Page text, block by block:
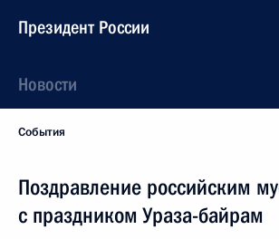
Президент России
Новости
События
Поздравление российским
с праздником Ураза-байрам